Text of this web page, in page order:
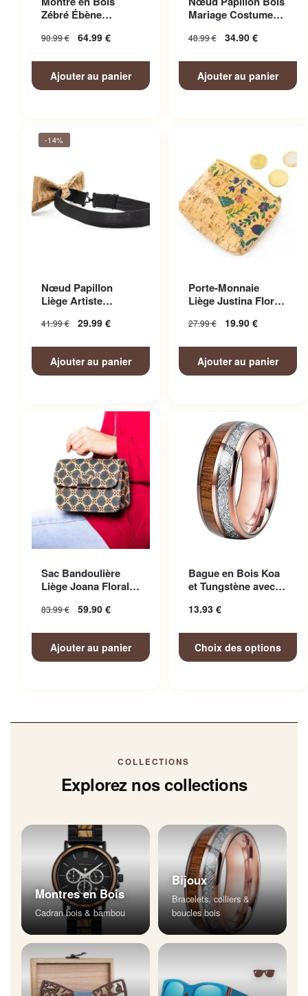
Zébré Ébène
90.99€ 64.99 €
Ajouter au panier
Mariage Costume
48.99€ 34.90 €
Ajouter au panier
-14%
Nœud Papillon
Liège Artiste
41.99€ 29.99 €
Ajouter au panier
Porte-Monnaie
Liège Justina Floral
27.99€ 19.90 €
Ajouter au panier
Sac Bandoulière
Liège Joana Floral
83.99€ 59.90 €
Ajouter au panier
Bague en Bois Koa
et Tungstène avec
13.93 €
Choix des options
variations. Les options
peuvent être choisies sur la
page du produit
COLLECTIONS
Explorez nos collections
Montres en Bois
Cadran bois & bambou
Bijoux
Bracelets, colliers &
boucles bois
🕶